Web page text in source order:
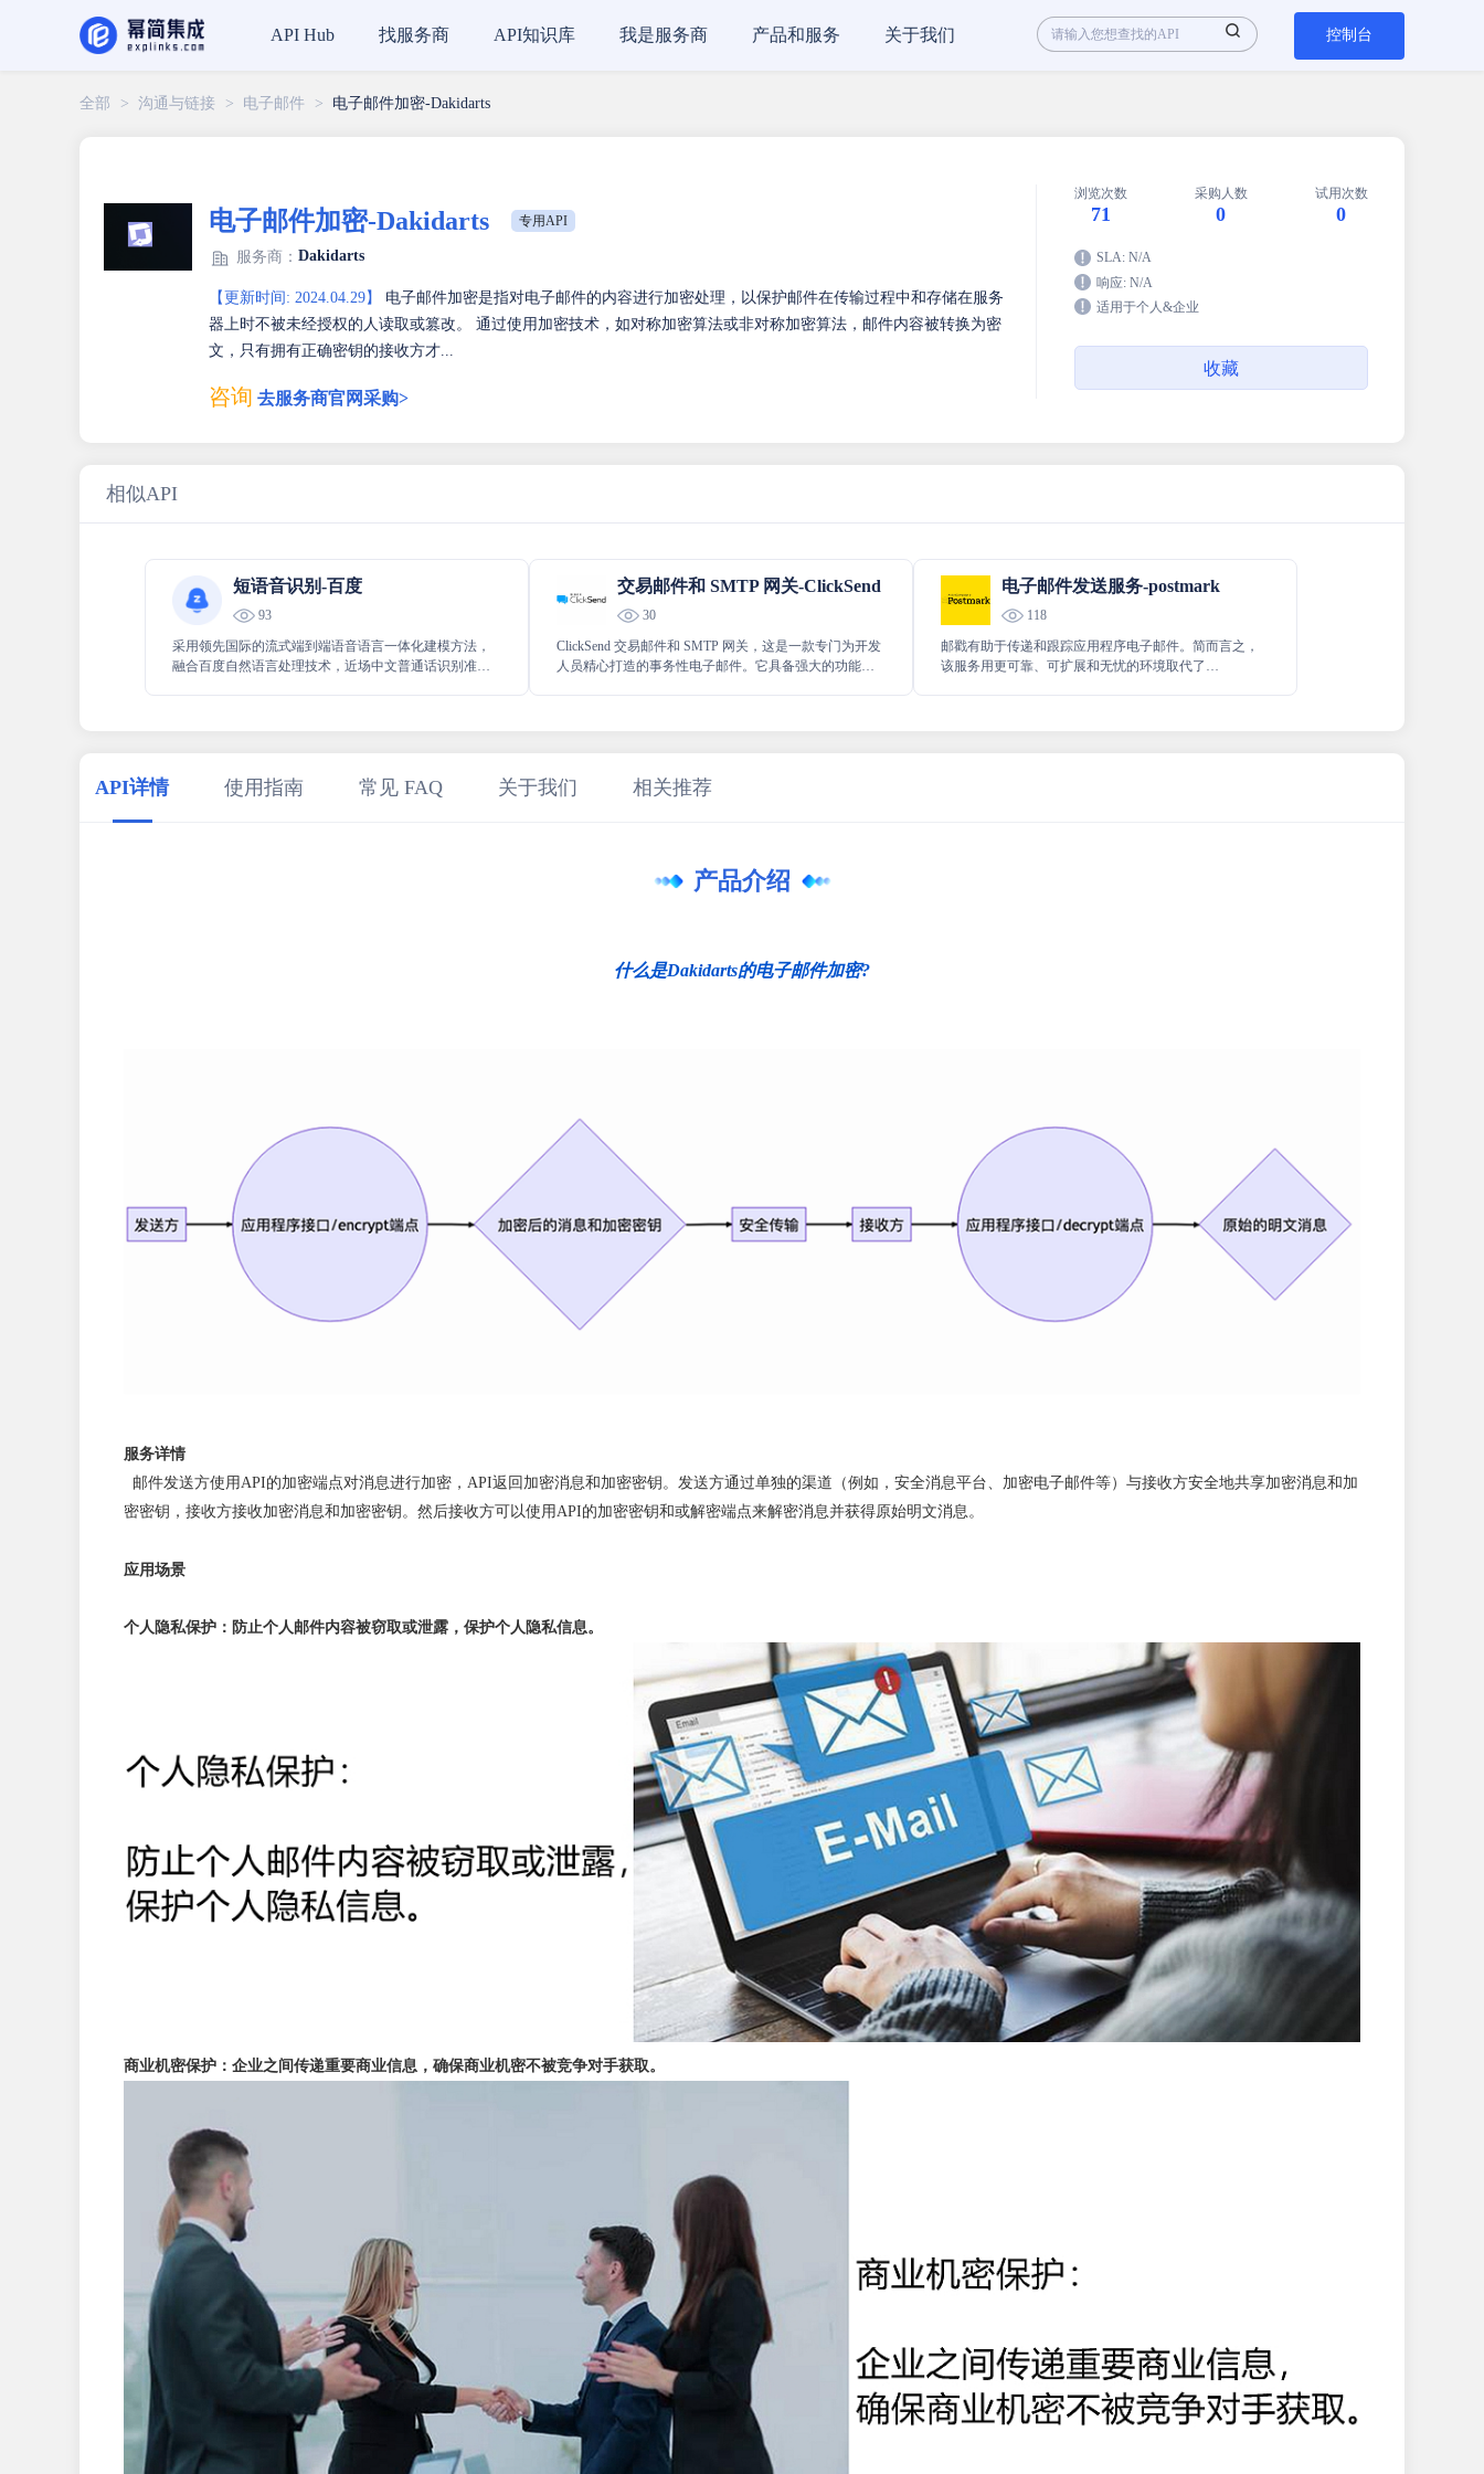
API Hub 找服务商 API知识库 我是服务商 产品和服务 关于我们 控制台
全部 > 沟通与链接 > 电子邮件 > 电子邮件加密-Dakidarts
电子邮件加密-Dakidarts 专用API
服务商： Dakidarts
【更新时间: 2024.04.29】
电子邮件加密是指对电子邮件的内容进行加密处理，以保护邮件在传输过程中和存储在服务
器上时不被未经授权的人读取或篡改。 通过使用加密技术，如对称加密算法或非对称加密算法，邮件内容被转换为密
文，只有拥有正确密钥的接收方才...
咨询 去服务商官网采购>
浏览次数
71
采购人数
0
试用次数
0
SLA: N/A
响应: N/A
适用于个人&企业
收藏
相似API
短语音识别-百度
93
采用领先国际的流式端到端语音语言一体化建模方法，
融合百度自然语言处理技术，近场中文普通话识别准确
交易邮件和 SMTP 网关-ClickSend
30
ClickSend 交易邮件和 SMTP 网关，这是一款专门为开发
人员精心打造的事务性电子邮件。它具备强大的功能，
电子邮件发送服务-postmark
118
邮戳有助于传递和跟踪应用程序电子邮件。简而言之，
该服务用更可靠、可扩展和无忧的环境取代了
API详情 使用指南 常见 FAQ 关于我们 相关推荐
产品介绍
什么是Dakidarts的电子邮件加密?
服务详情
邮件发送方使用API的加密端点对消息进行加密，API返回加密消息和加密密钥。发送方通过单独的渠道（例如，安全消息平台、加密电子邮件等）与接收方安全地共享加密消息和加
密密钥，接收方接收加密消息和加密密钥。然后接收方可以使用API的加密密钥和或解密端点来解密消息并获得原始明文消息。
应用场景
个人隐私保护：防止个人邮件内容被窃取或泄露，保护个人隐私信息。
商业机密保护：企业之间传递重要商业信息，确保商业机密不被竞争对手获取。